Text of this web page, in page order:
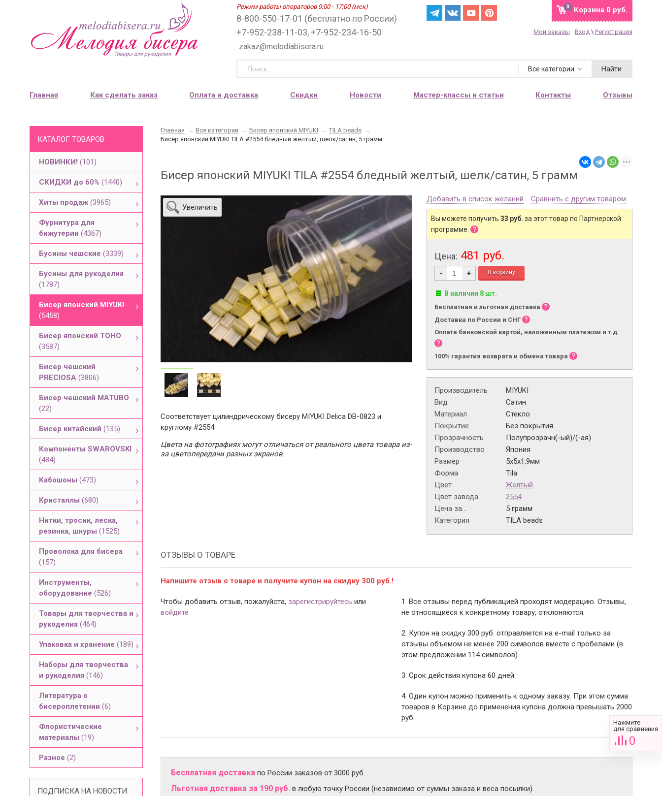
Режим работы операторов 9:00 - 17:00 (мск)
8-800-550-17-01 (бесплатно по России)
+7-952-238-11-03, +7-952-234-16-50
zakaz@melodiabisera.ru
Корзина 0 руб.
0
Мои заказы Вход \ Регистрация
Все категории Найти
Главная Как сделать заказ Оплата и доставка Скидки Новости Мастер-классы и статьи Контакты Отзывы
КАТАЛОГ ТОВАРОВ
НОВИНКИ! (101)
СКИДКИ до 60% (1440)
Хиты продаж (3965)
Фурнитура для
бижутерии (4367)
Бусины чешские (3339)
Бусины для рукоделия
(1787)
Бисер японский MIYUKI
(5458)
Бисер японский TOHO
(3587)
Бисер чешский
PRECIOSA (3806)
Бисер чешский MATUBO
(22)
Бисер китайский (135)
Компоненты SWAROVSKI
(484)
Кабошоны (473)
Кристаллы (680)
Нитки, тросик, леска,
резинка, шнуры (1525)
Проволока для бисера
(157)
Инструменты,
оборудование (526)
Товары для творчества и
рукоделия (464)
Упаковка и хранение (189)
Наборы для творчества
и рукоделия (146)
Литература о
бисероплетении (6)
Флористические
материалы (19)
Разное (2)
ПОДПИСКА НА НОВОСТИ
Главная → Все категории → Бисер японский MIYUKI → TILA beads →
Бисер японский MIYUKI TILA #2554 бледный желтый, шелк/сатин, 5 грамм
Бисер японский MIYUKI TILA #2554 бледный желтый, шелк/сатин, 5 грамм
Увеличить
Соответствует цилиндрическому бисеру MIYUKI Delica DB-0823 и
круглому #2554
Цвета на фотографиях могут отличаться от реального цвета товара из-
за цветопередачи разных экранов.
Добавить в список желаний Сравнить с другим товаром
Вы можете получить 33 руб. за этот товар по Партнерской
программе.
Цена: 481 руб.
- +
В наличии 8 шт.
Бесплатная и льготная доставка
Доставка по России и СНГ
Оплата банковской картой, наложенным платежом и т.д.
100% гарантия возврата и обмена товара
Производитель
MIYUKI
Вид
Сатин
Материал
Стекло
Покрытие
Без покрытия
Прозрачность
Полупрозрачн(-ый)/(-ая)
Производство
Япония
Размер
5х5х1,9мм
Форма
Tila
Цвет
Желтый
Цвет завода
2554
Цена за...
5 грамм
Категория
TILA beads
ОТЗЫВЫ О ТОВАРЕ
Напишите отзыв о товаре и получите купон на скидку 300 руб.!
Чтобы добавить отзыв, пожалуйста, зарегистрируйтесь или
войдите
1. Все отзывы перед публикацией проходят модерацию. Отзывы,
не относящиеся к конкретному товару, отклоняются.
2. Купон на скидку 300 руб. отправляется на e-mail только за
отзывы объемом не менее 200 символов вместе с пробелами (в
этом предложении 114 символов).
3. Срок действия купона 60 дней.
4. Один купон можно применить к одному заказу. При этом сумма
товаров в Корзине до применения купона должна превышать 2000
руб.
Бесплатная доставка по России заказов от 3000 руб.
Льготная доставка за 190 руб. в любую точку России (независимо от суммы заказа и веса посылки).
Нажмите
для сравнения
0